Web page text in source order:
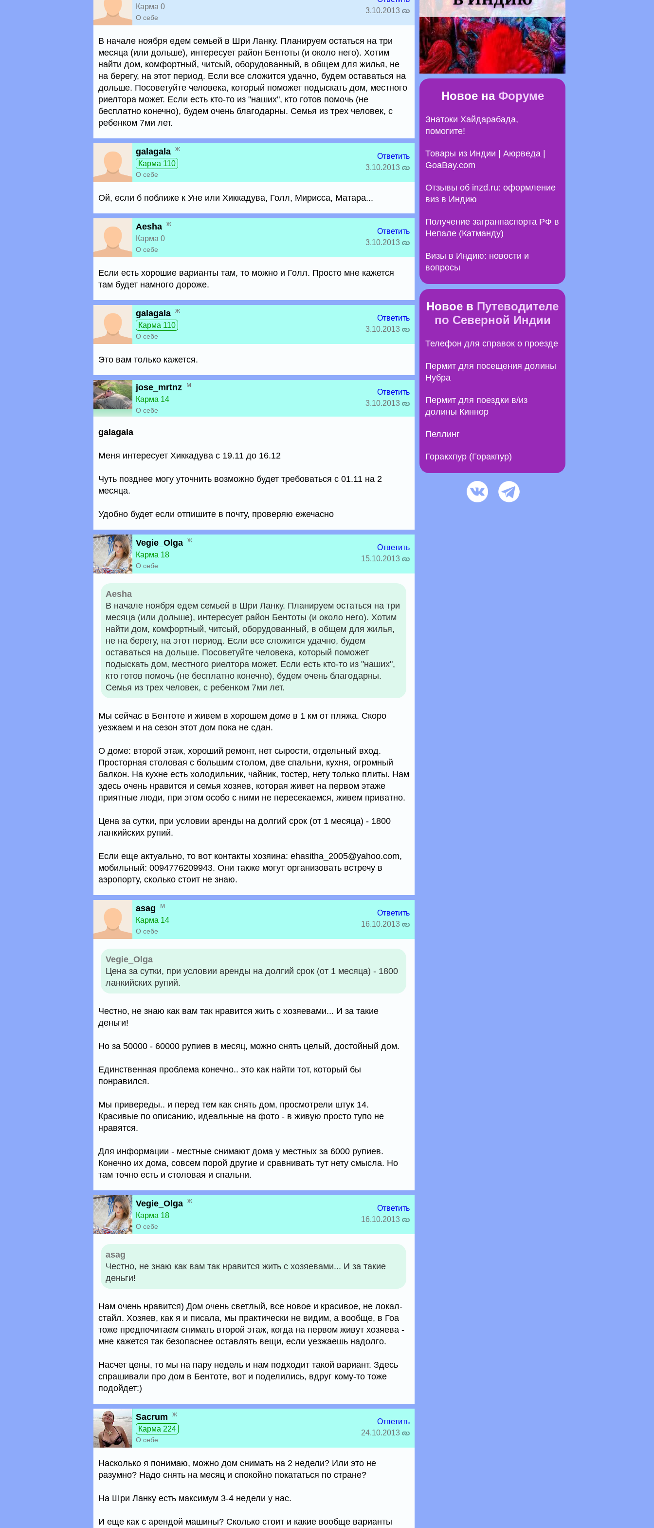
Карма 0
О себе
3.10.2013
В начале ноября едем семьей в Шри Ланку. Планируем остаться на три
месяца (или дольше), интересует район Бентоты (и около него). Хотим
найти дом, комфортный, читсый, оборудованный, в общем для жилья, не
на берегу, на этот период. Если все сложится удачно, будем оставаться на
дольше. Посоветуйте человека, который поможет подыскать дом, местного
риелтора может. Если есть кто-то из "наших", кто готов помочь (не
бесплатно конечно), будем очень благодарны. Семья из трех человек, с
ребенком 7ми лет.
galagala ж
Карма 110
О себе
Ответить
3.10.2013
Ой, если б поближе к Уне или Хиккадува, Голл, Мирисса, Матара...
Aesha ж
Карма 0
О себе
Ответить
3.10.2013
Если есть хорошие варианты там, то можно и Голл. Просто мне кажется
там будет намного дороже.
galagala ж
Карма 110
О себе
Ответить
3.10.2013
Это вам только кажется.
jose_mrtnz м
Карма 14
О себе
Ответить
3.10.2013
galagala
Меня интересует Хиккадува с 19.11 до 16.12
Чуть позднее могу уточнить возможно будет требоваться с 01.11 на 2
месяца.
Удобно будет если отпишите в почту, проверяю ежечасно
Vegie_Olga ж
Карма 18
О себе
Ответить
15.10.2013
Aesha
В начале ноября едем семьей в Шри Ланку. Планируем остаться на три
месяца (или дольше), интересует район Бентоты (и около него). Хотим
найти дом, комфортный, читсый, оборудованный, в общем для жилья,
не на берегу, на этот период. Если все сложится удачно, будем
оставаться на дольше. Посоветуйте человека, который поможет
подыскать дом, местного риелтора может. Если есть кто-то из "наших",
кто готов помочь (не бесплатно конечно), будем очень благодарны.
Семья из трех человек, с ребенком 7ми лет.
Мы сейчас в Бентоте и живем в хорошем доме в 1 км от пляжа. Скоро
уезжаем и на сезон этот дом пока не сдан.
О доме: второй этаж, хороший ремонт, нет сырости, отдельный вход.
Просторная столовая с большим столом, две спальни, кухня, огромный
балкон. На кухне есть холодильник, чайник, тостер, нету только плиты. Нам
здесь очень нравится и семья хозяев, которая живет на первом этаже
приятные люди, при этом особо с ними не пересекаемся, живем приватно.
Цена за сутки, при условии аренды на долгий срок (от 1 месяца) - 1800
ланкийских рупий.
Если еще актуально, то вот контакты хозяина: ehasitha_2005@yahoo.com,
мобильный: 0094776209943. Они также могут организовать встречу в
аэропорту, сколько стоит не знаю.
asag
м
Карма 14
О себе
Ответить
16.10.2013
Vegie_Olga
Цена за сутки, при условии аренды на долгий срок (от 1 месяца) - 1800
ланкийских рупий.
Честно, не знаю как вам так нравится жить с хозяевами... И за такие
деньги!
Но за 50000 - 60000 рупиев в месяц, можно снять целый, достойный дом.
Единственная проблема конечно.. это как найти тот, который бы
понравился.
Мы привереды.. и перед тем как снять дом, просмотрели штук 14.
Красивые по описанию, идеальные на фото - в живую просто тупо не
нравятся.
Для информации - местные снимают дома у местных за 6000 рупиев.
Конечно их дома, совсем порой другие и сравнивать тут нету смысла. Но
там точно есть и столовая и спальни.
Vegie_Olga ж
Карма 18
О себе
Ответить
16.10.2013
asag
Честно, не знаю как вам так нравится жить с хозяевами... И за такие
деньги!
Нам очень нравится) Дом очень светлый, все новое и красивое, не локал-
стайл. Хозяев, как я и писала, мы практически не видим, а вообще, в Гоа
тоже предпочитаем снимать второй этаж, когда на первом живут хозяева -
мне кажется так безопаснее оставлять вещи, если уезжаешь надолго.
Насчет цены, то мы на пару недель и нам подходит такой вариант. Здесь
спрашивали про дом в Бентоте, вот и поделились, вдруг кому-то тоже
подойдет:)
Sacrum ж
Карма 224
О себе
Ответить
24.10.2013
Насколько я понимаю, можно дом снимать на 2 недели? Или это не
разумно? Надо снять на месяц и спокойно покататься по стране?
На Шри Ланку есть максимум 3-4 недели у нас.
И еще как с арендой машины? Сколько стоит и какие вообще варианты
Новое на Форуме
Знатоки Хайдарабада,
помогите!
Товары из Индии | Аюрведа |
GoaBay.com
Отзывы об inzd.ru: оформление
виз в Индию
Получение загранпаспорта РФ в
Непале (Катманду)
Визы в Индию: новости и
вопросы
Новое в Путеводителе
по Северной Индии
Телефон для справок о проезде
Пермит для посещения долины
Нубра
Пермит для поездки в/из
долины Киннор
Пеллинг
Горакхпур (Горакпур)